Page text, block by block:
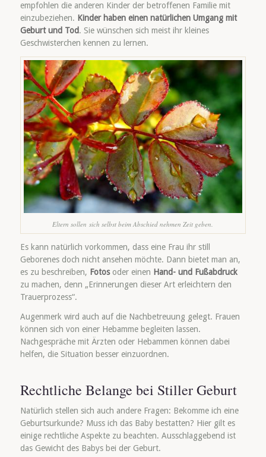
empfohlen die anderen Kinder der betroffenen Familie mit
einzubeziehen. Kinder haben einen natürlichen Umgang mit
Geburt und Tod. Sie wünschen sich meist ihr kleines
Geschwisterchen kennen zu lernen.
Eltern sollen sich selbst beim Abschied nehmen Zeit geben.
Es kann natürlich vorkommen, dass eine Frau ihr still
Geborenes doch nicht ansehen möchte. Dann bietet man an,
es zu beschreiben, Fotosoder einen Hand- und Fußabdruck
zu machen, denn „Erinnerungen dieser Art erleichtern den
Trauerprozess“.
Augenmerk wird auch auf die Nachbetreuung gelegt. Frauen
können sich von einer Hebamme begleiten lassen.
Nachgespräche mit Ärzten oder Hebammen können dabei
helfen, die Situation besser einzuordnen.
Rechtliche Belange bei Stiller Geburt
Natürlich stellen sich auch andere Fragen: Bekomme ich eine
Geburtsurkunde? Muss ich das Baby bestatten? Hier gilt es
einige rechtliche Aspekte zu beachten. Ausschlaggebend ist
das Gewicht des Babys bei der Geburt.